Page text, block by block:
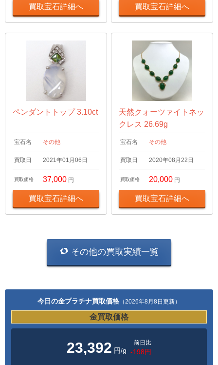
買取宝石詳細へ 買取宝石詳細へ
ペンダントトップ 3.10ct
宝石名 その他
買取日 2021年01月06日
買取価格 37,000 円
買取宝石詳細へ
天然クォーツァイトネッ
クレス 26.69g
宝石名 その他
買取日 2020年08月22日
買取価格 20,000 円
買取宝石詳細へ
その他の買取実績一覧
今日の金プラチナ買取価格 （2026年8月8日更新）
金買取価格
23,392 円/g
前日比
-198円